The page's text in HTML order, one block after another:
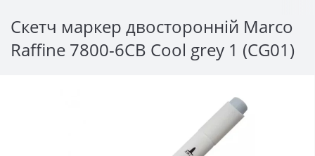
Скетч маркер двосторонній Marco
Raffine 7800-6CB Cool grey 1 (CG01)